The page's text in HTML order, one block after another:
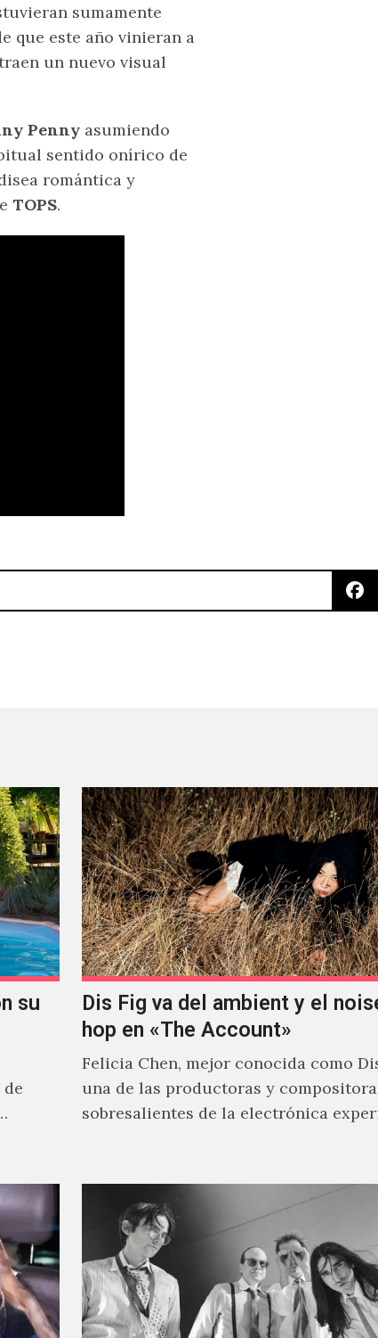
sumamente
que este año vinieran a
un nuevo visual
Penny asumiendo
sentido onírico de
romántica y
TOPS.
su
Dis Fig va del ambient y el
hop en «The Account»
Felicia Chen, mejor conocida como
una de las productoras y
sobresalientes de la electrónica